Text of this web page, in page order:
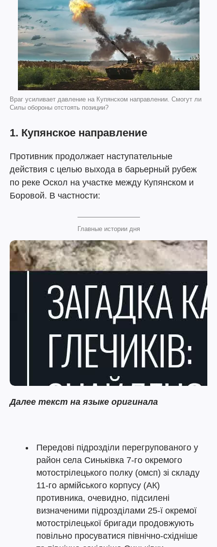
Враг усиливает давление на Купянском направлении. Смогут ли
Силы обороны отстоять позиции?
1. Купянское направление
Противник продолжает наступательные
действия с целью выхода в барьерный рубеж
по реке Оскол на участке между Купянском и
Боровой. В частности:
Главные истории дня
Далее текст на языке оригинала
Передові підрозділи перегрупованого у
район села Синьківка 7-го окремого
мотострілецького полку (омсп) зі складу
11-го армійського корпусу (АК)
противника, очевидно, підсилені
визначеними підрозділами 25-ї окремої
мотострілецької бригади продовжують
повільно просуватися північно-східніше